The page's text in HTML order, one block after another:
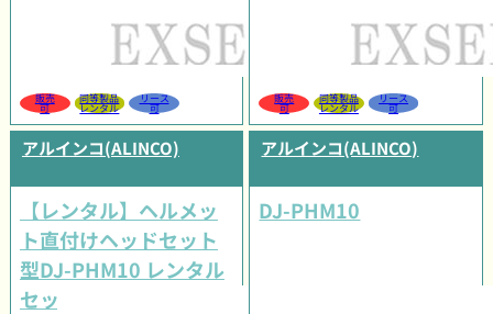
販売
可
同等製品
レンタル
リース
可
販売
可
同等製品
レンタル
リース
可
アルインコ(ALINCO)
【レンタル】ヘルメッ
ト直付けヘッドセット
型DJ-PHM10 レンタル
セット
アルインコ(ALINCO)
DJ-PHM10